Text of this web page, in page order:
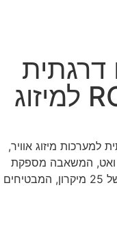
ROAIRVAC 750w למיזוג
למערכות מיזוג אוויר,
מתוצרת רוטנברגר. בעלת הספק של 750 ואט, המשאבה מספקת
ספיקה של 9 CFM ומסוגלת ליצור ואקום של 25 מיקרון, המבטיחים